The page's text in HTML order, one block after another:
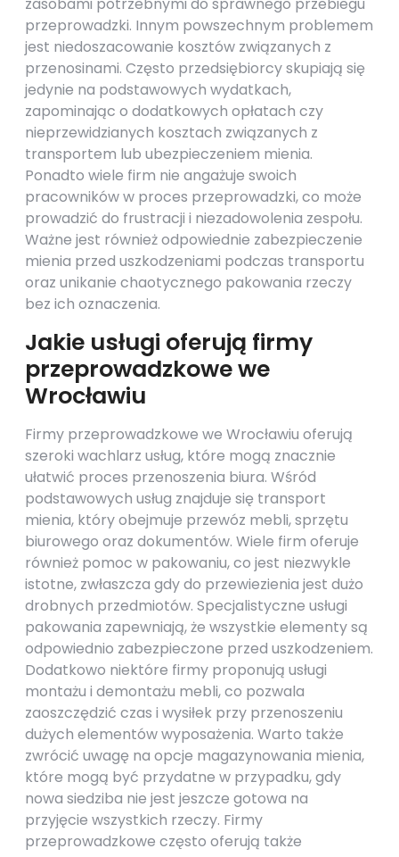
przeprowadzki. Innym powszechnym problemem
jest niedoszacowanie kosztów związanych z
przenosinami. Często przedsiębiorcy skupiają się
jedynie na podstawowych wydatkach,
zapominając o dodatkowych opłatach czy
nieprzewidzianych kosztach związanych z
transportem lub ubezpieczeniem mienia.
Ponadto wiele firm nie angażuje swoich
pracowników w proces przeprowadzki, co może
prowadzić do frustracji i niezadowolenia zespołu.
Ważne jest również odpowiednie zabezpieczenie
mienia przed uszkodzeniami podczas transportu
oraz unikanie chaotycznego pakowania rzeczy
bez ich oznaczenia.
Jakie usługi oferują firmy
przeprowadzkowe we
Wrocławiu
Firmy przeprowadzkowe we Wrocławiu oferują
szeroki wachlarz usług, które mogą znacznie
ułatwić proces przenoszenia biura. Wśród
podstawowych usług znajduje się transport
mienia, który obejmuje przewóz mebli, sprzętu
biurowego oraz dokumentów. Wiele firm oferuje
również pomoc w pakowaniu, co jest niezwykle
istotne, zwłaszcza gdy do przewiezienia jest dużo
drobnych przedmiotów. Specjalistyczne usługi
pakowania zapewniają, że wszystkie elementy są
odpowiednio zabezpieczone przed uszkodzeniem.
Dodatkowo niektóre firmy proponują usługi
montażu i demontażu mebli, co pozwala
zaoszczędzić czas i wysiłek przy przenoszeniu
dużych elementów wyposażenia. Warto także
zwrócić uwagę na opcje magazynowania mienia,
które mogą być przydatne w przypadku, gdy
nowa siedziba nie jest jeszcze gotowa na
przyjęcie wszystkich rzeczy. Firmy
przeprowadzkowe często oferują także